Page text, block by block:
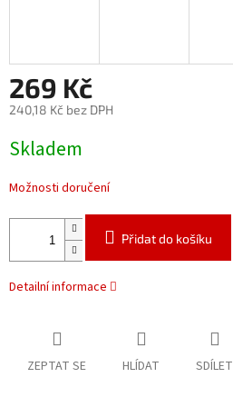
269 Kč
240,18 Kč bez DPH
cena:
Skladem
Možnosti doručení
Přidat do košíku
Detailní informace
ZEPTAT SE HLÍDAT SDÍLET